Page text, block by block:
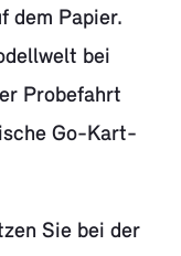
dem Papier.
bei
Probefahrt
Go-Kart-
Sie bei der